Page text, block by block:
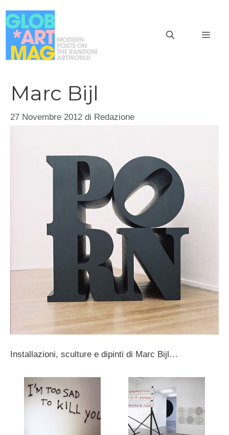
al
contenuto
Marc Bijl
27 Novembre 2012 di Redazione
Installazioni, sculture e dipinti di Marc Bijl…